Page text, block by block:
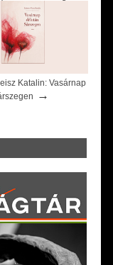
Katalin: Vasárnap
→